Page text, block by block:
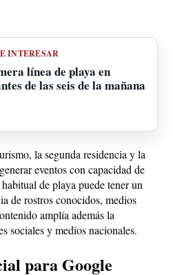
INTERESAR
línea de playa en
de las seis de la mañana
la segunda residencia y la
eventos con capacidad de
de playa puede tener un
de rostros conocidos, medios
amplía además la
sociales y medios nacionales.
para Google